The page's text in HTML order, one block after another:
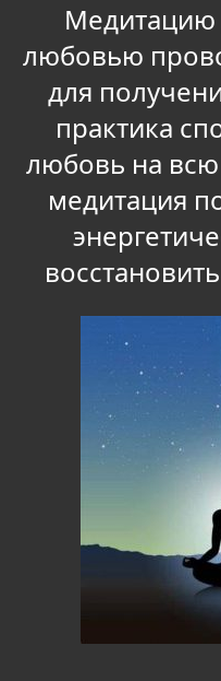
Медитацию
любовью
для
практика
любовь на
медитация